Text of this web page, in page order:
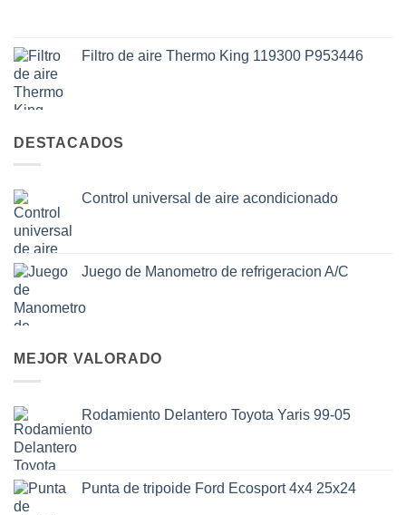
Filtro de aire Thermo King 119300 P953446
DESTACADOS
Control universal de aire acondicionado
Juego de Manometro de refrigeracion A/C
MEJOR VALORADO
Rodamiento Delantero Toyota Yaris 99-05
Punta de tripoide Ford Ecosport 4x4 25x24